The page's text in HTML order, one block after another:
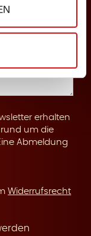
erhalten
um die
Abmeldung
Widerrufsrecht